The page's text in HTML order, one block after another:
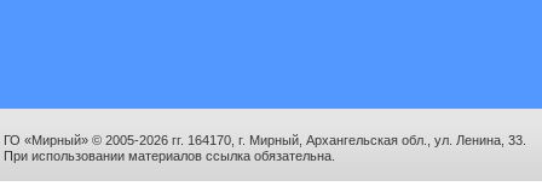
ГО «Мирный» © 2005-2026 гг. 164170, г. Мирный, Архангельская обл., ул. Ленина, 33.
При использовании материалов ссылка обязательна.